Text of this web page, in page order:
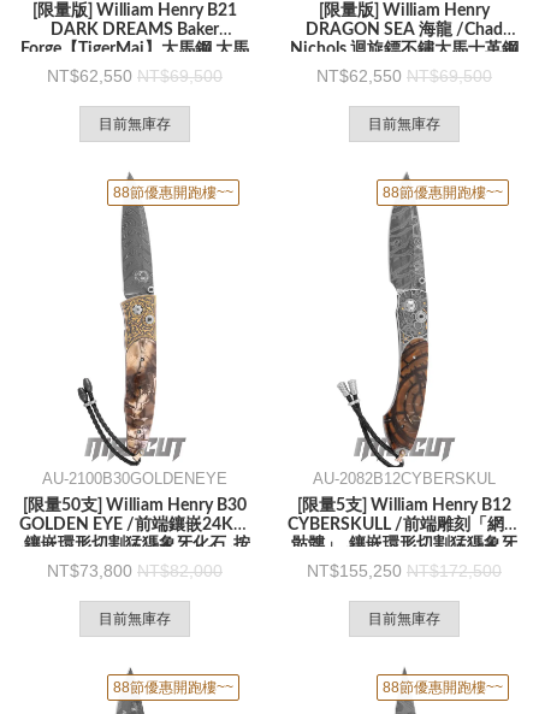
[限量版] William Henry B21
DARK DREAMS Baker
Forge【TigerMai】大馬鋼 大馬
鋼框架 純銀手工雕刻骷顱頭-折
刀
62,550 69,500
目前無庫存
[限量版] William Henry
DRAGON SEA 海龍 /Chad
Nichols 迴旋鏢不鏽大馬士革鋼
鑲嵌猛瑪象牙柄 -折刀
62,550 69,500
目前無庫存
88節優惠開跑樓~~
AU-2100B30GOLDENEYE
[限量50支] William Henry B30
GOLDEN EYE /前端鑲嵌24K金
.鑲嵌環形切割猛獁象牙化石 .按
鈕鎖 -折刀
73,800 82,000
目前無庫存
88節優惠開跑樓~~
AU-2082B12CYBERSKUL
[限量5支] William Henry B12
CYBERSKULL /前端雕刻「網路
骷髏」 .鑲嵌環形切割猛獁象牙
化石 -折刀
155,250 172,500
目前無庫存
88節優惠開跑樓~~ 88節優惠開跑樓~~